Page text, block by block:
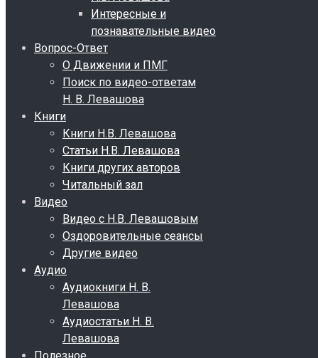
Интересные и
познавательные видео
Вопрос-Ответ
О Движении и ПМГ
Поиск по видео-ответам
Н. В. Левашова
Книги
Книги Н.В. Левашова
Статьи Н.В. Левашова
Книги других авторов
Читальный зал
Видео
Видео с Н.В. Левашовым
Оздоровительные сеансы
Другие видео
Аудио
Аудиокниги Н. В.
Левашова
Аудиостатьи Н. В.
Левашова